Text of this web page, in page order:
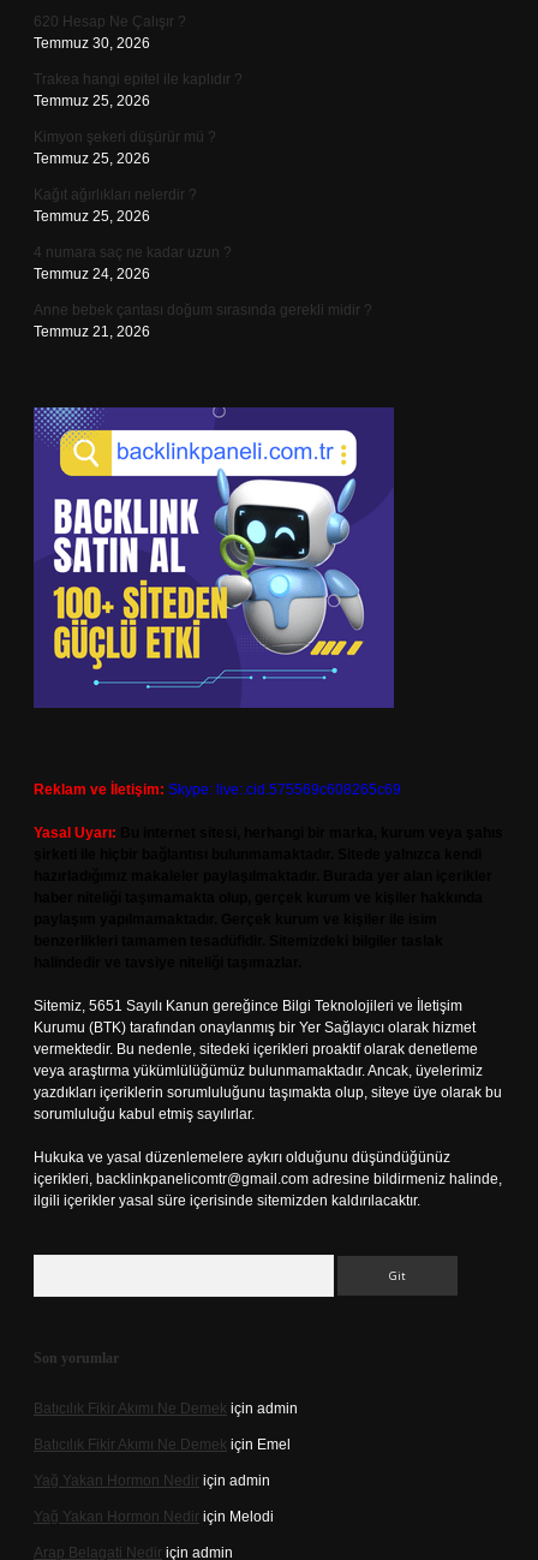
620 Hesap Ne Çalışır ?
Temmuz 30, 2026
Trakea hangi epitel ile kaplıdır ?
Temmuz 25, 2026
Kimyon şekeri düşürür mü ?
Temmuz 25, 2026
Kağıt ağırlıkları nelerdir ?
Temmuz 25, 2026
4 numara saç ne kadar uzun ?
Temmuz 24, 2026
Anne bebek çantası doğum sırasında gerekli midir ?
Temmuz 21, 2026
Reklam ve İletişim: Skype: live:.cid.575569c608265c69
Yasal Uyarı:
Sitemiz, 5651 Sayılı Kanun gereğince Bilgi Teknolojileri ve İletişim
Kurumu (BTK) tarafından onaylanmış bir Yer Sağlayıcı olarak hizmet
vermektedir. Bu nedenle, sitedeki içerikleri proaktif olarak denetleme
veya araştırma yükümlülüğümüz bulunmamaktadır. Ancak, üyelerimiz
yazdıkları içeriklerin sorumluluğunu taşımakta olup, siteye üye olarak bu
sorumluluğu kabul etmiş sayılırlar.
Hukuka ve yasal düzenlemelere aykırı olduğunu düşündüğünüz
içerikleri, backlinkpanelicomtr@gmail.com adresine bildirmeniz halinde,
ilgili içerikler yasal süre içerisinde sitemizden kaldırılacaktır.
Son yorumlar
Batıcılık Fikir Akımı Ne Demek için admin
Batıcılık Fikir Akımı Ne Demek için Emel
Yağ Yakan Hormon Nedir için admin
Yağ Yakan Hormon Nedir için Melodi
Arap Belagati Nedir için admin